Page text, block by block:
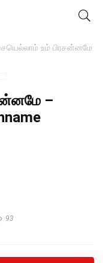
உம் பிரசன்னமே
–
93